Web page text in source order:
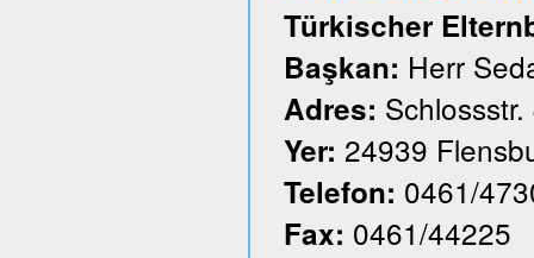
Türkischer
Başkan: Herr
Adres: Schlossstr.
Yer: 24939
Telefon: 0461/
Fax: 0461/44225